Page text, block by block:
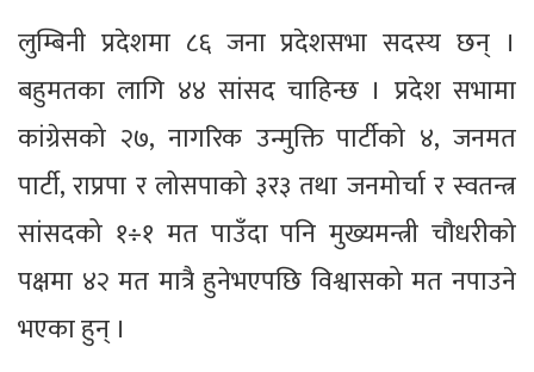
लुम्बिनी प्रदेशमा ८६ जना प्रदेशसभा सदस्य छन् ।
बहुमतका लागि ४४ सांसद चाहिन्छ । प्रदेश सभामा
कांग्रेसको २७, नागरिक उन्मुक्ति पार्टीको ४, जनमत
पार्टी, राप्रपा र लोसपाको ३र३ तथा जनमोर्चा र स्वतन्त्र
सांसदको १÷१ मत पाउँदा पनि मुख्यमन्त्री चौधरीको
पक्षमा ४२ मत मात्रै हुनेभएपछि विश्वासको मत नपाउने
भएका हुन् ।